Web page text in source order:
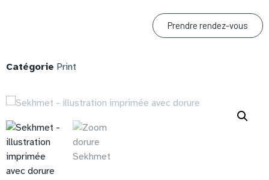
Prendre rendez-vous
Catégorie Print